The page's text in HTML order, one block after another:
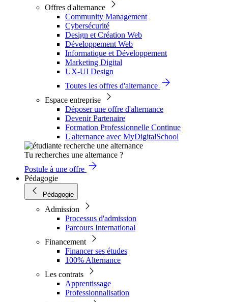
Offres d'alternance
Community Management
Cybersécurité
Design et Création Web
Développement Web
Informatique et Développement
Marketing Digital
UX-UI Design
Toutes les offres d'alternance
Espace entreprise
Déposer une offre d'alternance
Devenir Partenaire
Formation Professionnelle Continue
L'alternance avec MyDigitalSchool
Tu recherches une alternance ?
Postule à une offre
Pédagogie
Pédagogie
Admission
Processus d'admission
Parcours International
Financement
Financer ses études
100% Alternance
Les contrats
Apprentissage
Professionnalisation